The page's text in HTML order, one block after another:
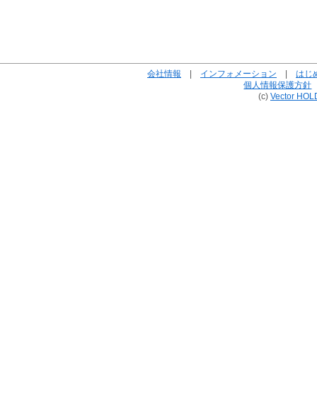
会社情報 | インフォメーション | はじ
個人情報保護方針
(c) Vector